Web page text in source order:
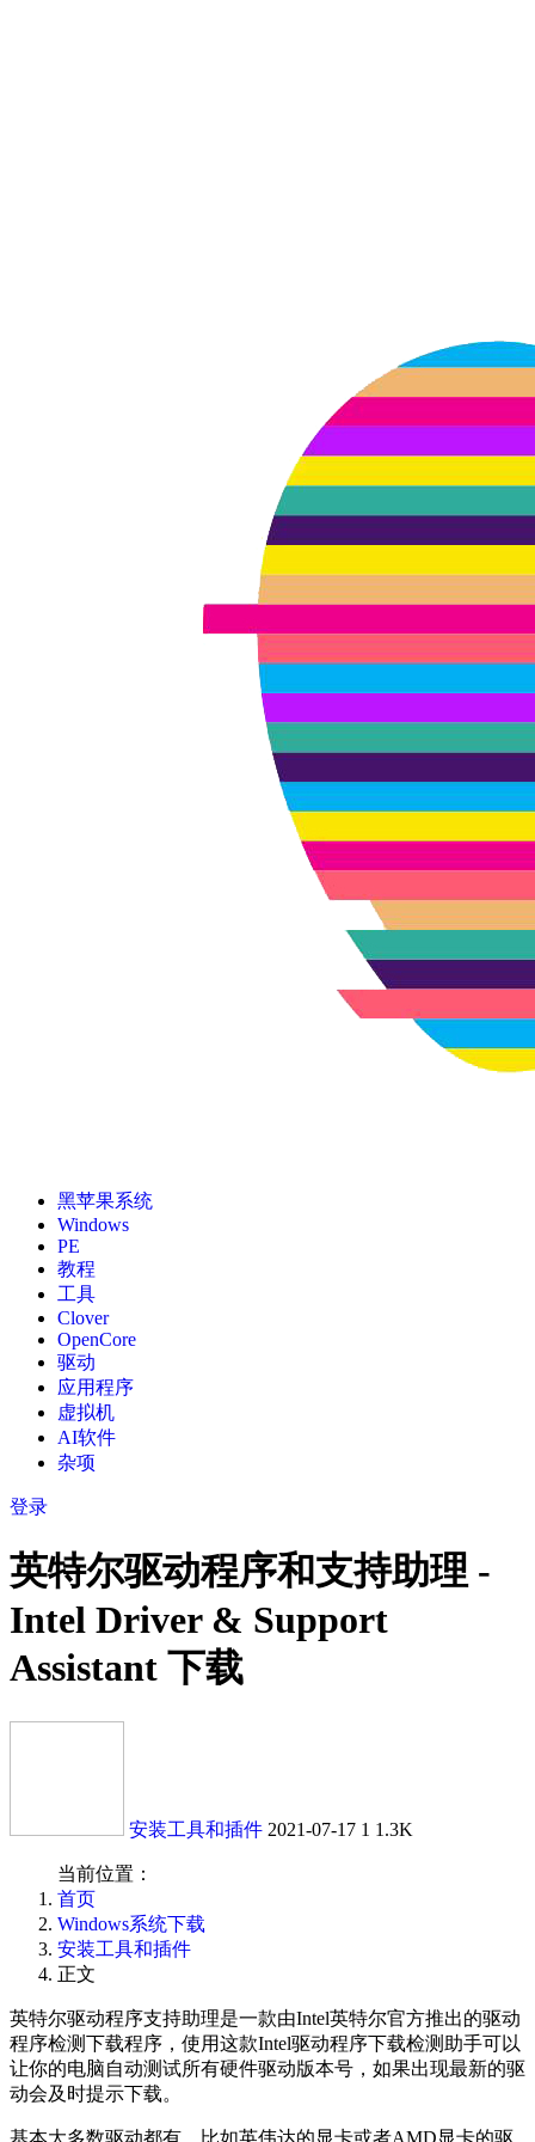
黑苹果系统
Windows
PE
教程
工具
Clover
OpenCore
驱动
应用程序
虚拟机
AI软件
杂项
登录
英特尔驱动程序和支持助理 -
Intel Driver & Support
Assistant 下载
安装工具和插件 2021-07-17 1 1.3K
当前位置：
首页
Windows系统下载
安装工具和插件
正文
英特尔驱动程序支持助理是一款由Intel英特尔官方推出的驱动
程序检测下载程序，使用这款Intel驱动程序下载检测助手可以
让你的电脑自动测试所有硬件驱动版本号，如果出现最新的驱
动会及时提示下载。
基本大多数驱动都有，比如英伟达的显卡或者AMD显卡的驱